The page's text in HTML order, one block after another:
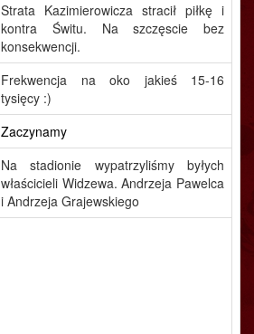
Strata Kazimierowicza stracił piłkę i
kontra Świtu. Na szczęscie bez
konsekwencji.
Frekwencja na oko jakieś 15-16
tysięcy :)
Zaczynamy
Na stadionie wypatrzyliśmy byłych
właścicieli Widzewa. Andrzeja Pawelca
i Andrzeja Grajewskiego